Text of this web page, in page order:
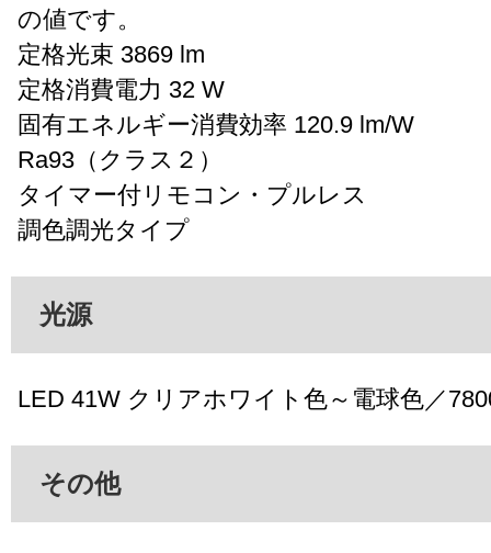
の値です。
定格光束 3869 lm
定格消費電力 32 W
固有エネルギー消費効率 120.9 lm/W
Ra93（クラス２）
タイマー付リモコン・プルレス
調色調光タイプ
光源
LED 41W クリアホワイト色～電球色／
その他